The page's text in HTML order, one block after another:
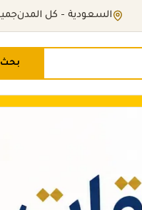
السعودية - كل المدن
بحث